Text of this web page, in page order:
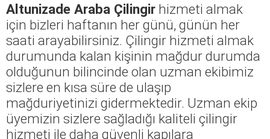
Altunizade Araba Çilingir hizmeti almak
için bizleri haftanın her günü, günün her
saati arayabilirsiniz. Çilingir hizmeti almak
durumunda kalan kişinin mağdur durumda
olduğunun bilincinde olan uzman ekibimiz
sizlere en kısa süre de ulaşıp
mağduriyetinizi gidermektedir. Uzman ekip
üyemizin sizlere sağladığı kaliteli çilingir
hizmeti ile daha güvenli kapılara